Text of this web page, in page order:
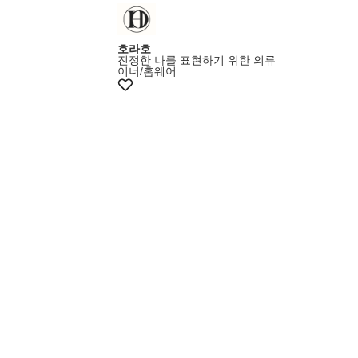
호라호
진정한 나를 표현하기 위한 의류
이너/홈웨어